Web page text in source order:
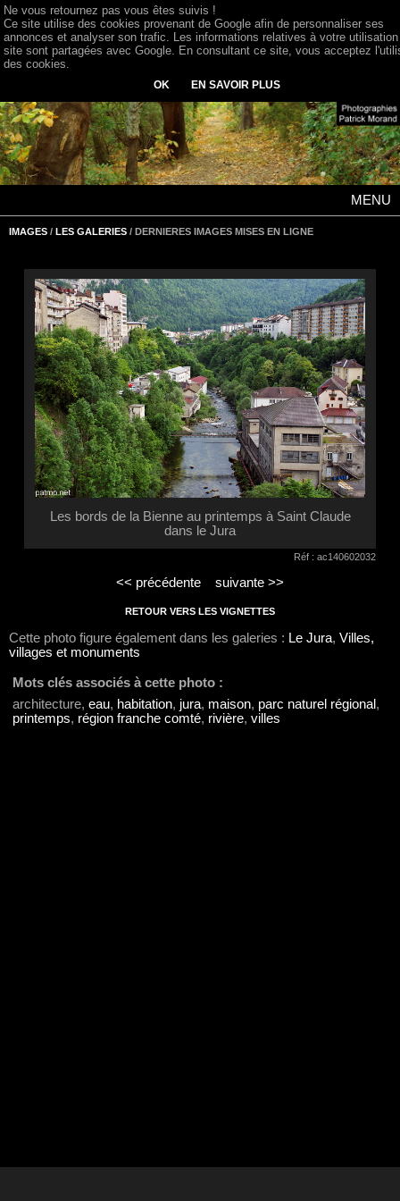
MENU
IMAGES / LES GALERIES / DERNIERES IMAGES MISES EN LIGNE
Les bords de la Bienne au printemps à Saint Claude
dans le Jura
Réf : ac140602032
<< précédente suivante >>
RETOUR VERS LES VIGNETTES
Cette photo figure également dans les galeries : Le Jura, Villes,
villages et monuments
Mots clés associés à cette photo :
architecture, eau, habitation, jura, maison, parc naturel régional,
printemps, région franche comté, rivière, villes
Ne vous retournez pas vous êtes suivis !
Ce site utilise des cookies provenant de Google afin de personnaliser ses
annonces et analyser son trafic. Les informations relatives à votre
site sont partagées avec Google. En consultant ce site, vous acceptez
des cookies.
OK EN SAVOIR PLUS